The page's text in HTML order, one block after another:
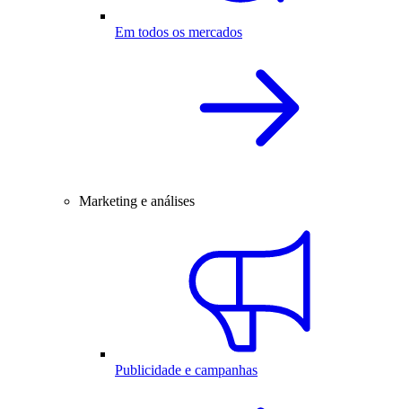
Em todos os mercados
Marketing e análises
Publicidade e campanhas